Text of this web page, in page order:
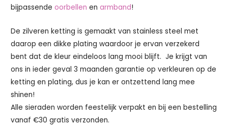
bijpassendeoorbellenenarmband!
De zilveren ketting is gemaakt van stainless steel met
daarop een dikke plating waardoor je ervan verzekerd
bent dat de kleur eindeloos lang mooi blijft. Je krijgt van
ons in ieder geval 3 maanden garantie op verkleuren op de
ketting en plating, dus je kan er ontzettend lang mee
shinen!
Alle sieraden worden feestelijk verpakt en bij een bestelling
vanaf €30 gratis verzonden.